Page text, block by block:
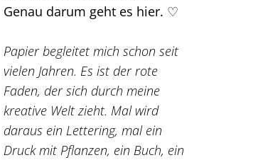
Genau darum geht es hier. ♡
Papier begleitet mich schon seit
vielen Jahren. Es ist der rote
Faden, der sich durch meine
kreative Welt zieht. Mal wird
daraus ein Lettering, mal ein
Druck mit Pflanzen, ein Buch, ein